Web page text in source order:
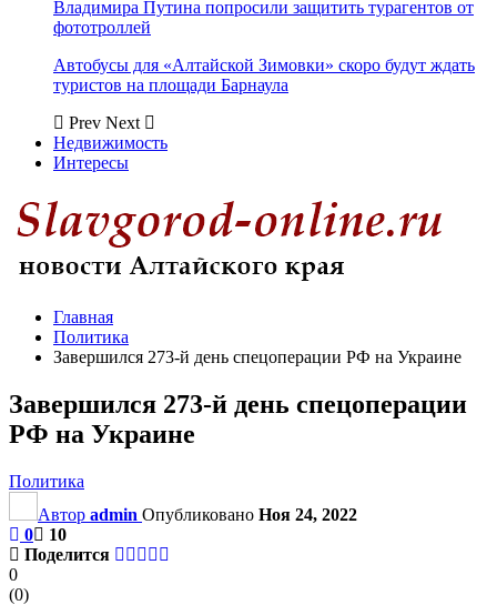
Владимира Путина попросили защитить турагентов от
фототроллей
Автобусы для «Алтайской Зимовки» скоро будут ждать
туристов на площади Барнаула
Prev Next
Недвижимость
Интересы
Главная
Политика
Завершился 273-й день спецоперации РФ на Украине
Завершился 273-й день спецоперации
РФ на Украине
Политика
Автор admin Опубликовано Ноя 24, 2022
0
10
Поделится
0
(0)